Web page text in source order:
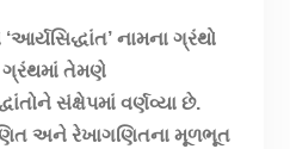
નામના ગ્રંથો
ગ્રંથમાં તેમણે
સંક્ષેપમાં વર્ણવ્યા છે.
અને રેખાગણિતના મૂળભૂત